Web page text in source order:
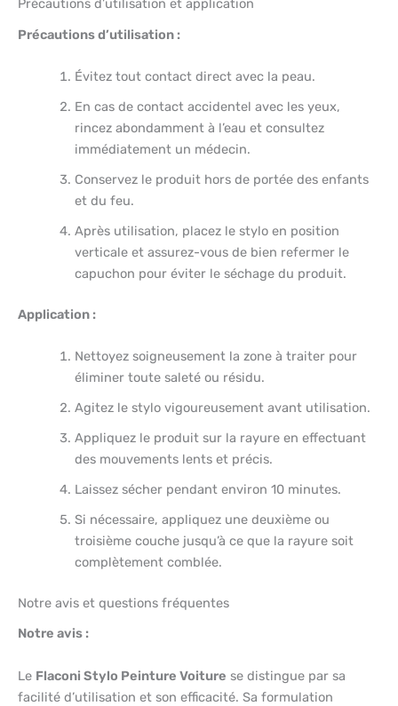
Précautions d’utilisation et application
Précautions d’utilisation :
Évitez tout contact direct avec la peau.
En cas de contact accidentel avec les yeux,
rincez abondamment à l’eau et consultez
immédiatement un médecin.
Conservez le produit hors de portée des enfants
et du feu.
Après utilisation, placez le stylo en position
verticale et assurez-vous de bien refermer le
capuchon pour éviter le séchage du produit.
Application :
Nettoyez soigneusement la zone à traiter pour
éliminer toute saleté ou résidu.
Agitez le stylo vigoureusement avant utilisation.
Appliquez le produit sur la rayure en effectuant
des mouvements lents et précis.
Laissez sécher pendant environ 10 minutes.
Si nécessaire, appliquez une deuxième ou
troisième couche jusqu’à ce que la rayure soit
complètement comblée.
Notre avis et questions fréquentes
Notre avis :
Le Flaconi Stylo Peinture Voiture se distingue par sa
facilité d’utilisation et son efficacité. Sa formulation